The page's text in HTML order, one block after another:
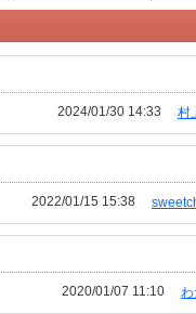
村
2024/01/30 14:33
2022/01/15 15:38
わ
2020/01/07 11:10